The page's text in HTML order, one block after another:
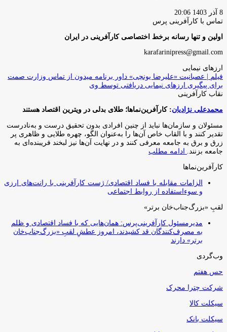
8 آذر 1403 20:06
تماس با کارآفرینی پرس
اولین و تنها رسانه برخط اختصاصی کارآفرینی در ایران
karafarinipress@gmail.com
ارزهای نیمایی
فیلم | عصبانیت «علیرضا یونچی» داور برنامه میدون از تماس وزارت صمت
برای پیگیری ارزهای نیمایی دریافتی توسط وی
نقاب کارآفرینی
محمدعلی نژادیان: کارآفرین‌نماها؛ طلای بدلی در ویترین اقتصاد هستند
مسئولان و سازمان‌ها نباید از چنین افرادی بدون تحقیق درست و به‌نادرست
تقدیر کنند و با القاب خاص آ‌ن‌ها را به‌عنوان الگو، چهره طلایی و ظاهری پر
زرق و برق به جامعه معرفی کنند و در نهایت آن‌ها نیز لبخند فریبنده‌ای به
جامعه بزنند.
ادامه مطلب
کارآفرین‌نماها
الزامات مقابله با فساد اقتصادی/ ژست کارآفرینی با رانت‌های ارزی
و سوءاستفاده از روابط اجتماعی
لقبِ «بزرگ‌جناب‌خان برتر»
مدیرمسئول کارآفرینی‌پرس: همان‌هایی که با فساد اقتصادی و ظلم
به مصرف‌کنندگان قد کشیدند، امروز عطشِ لقبِ «بزرگ‌جناب‌خان
برتر» دارند
وب‌گردی
حس هفتم
شرکت چترا محرک
سیکلت کالا
سیکلت بانک